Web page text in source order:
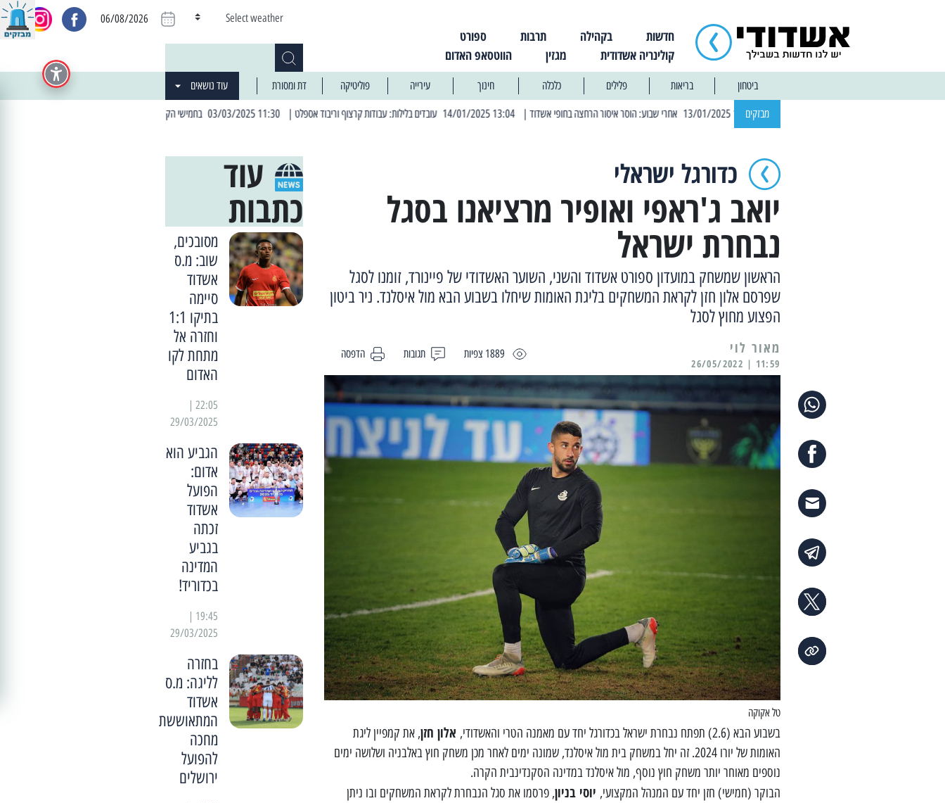
חדשות בקהילה תרבות
ספורט
קולינריה אשדודית
מגזין הווטסאפ האדום
Select weather
06/08/2026
ביטחון בריאות פלילים כלכלה חינוך עירייה פוליטיקה דת ומסורת עוד נושאים
מבזקים | 13:04 14/01/2025 עובדים בלילות: עבודות קרצוף וריבוד אספלט | 11:30 03/03/2025 בחמישי הקרוב: הרחובות בהם תהיה הפסקת חשמל יזומה
כדורגל ישראלי
יואב ג'ראפי ואופיר מרציאנו בסגל
נבחרת ישראל
הראשון שמשחק במועדון ספורט אשדוד והשני, השוער האשדודי של פיינורד, זומנו לסגל
שפרסם אלון חזן לקראת המשחקים בליגת האומות שיחלו בשבוע הבא מול איסלנד. ניר ביטון
הפצוע מחוץ לסגל
1889 צפיות תגובות הדפסה מאור לוי
11:59 | 26/05/2022
טל אקוקה
בשבוע הבא (2.6) תפתח נבחרת ישראל בכדורגל יחד עם מאמנה הטרי והאשדודי, אלון חזן, את קמפיין ליגת
האומות של יורו 2024. זה יחל במשחק בית מול איסלנד, שמונה ימים לאחר מכן משחק חוץ באלבניה ושלושה ימים
נוספים מאוחר יותר משחק חוץ נוסף, מול איסלנד במדינה הסקנדינבית הקרה.
הבוקר (חמישי) חזן יחד עם המנהל המקצועי, יוסי בניון, פרסמו את סגל הנבחרת לקראת המשחקים ובו ניתן
עוד
כתבות
מסובכים,
שוב: מ.ס
אשדוד
סיימה
בתיקו 1:1
וחזרה אל
מתחת לקו
האדום
29/03/2025
הגביע הוא
אדום:
הפועל
אשדוד
זכתה
בגביע
המדינה
בכדוריד!
29/03/2025
בחזרה
לליגה: מ.ס
אשדוד
המתאוששת
מחכה
להפועל
ירושלים